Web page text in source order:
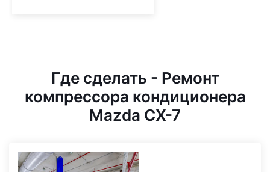
Где сделать - Ремонт
компрессора кондиционера
Mazda CX-7